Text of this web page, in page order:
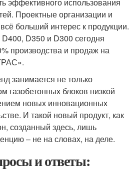
Проектные организации и
больший интерес к продукции.
D350 и D300 сегодня
производства и продаж на
занимается не только
газобетонных блоков низкой
новых инновационных
И такой новый продукт, как
созданный здесь, лишь
– не на словах, на деле.
и ответы: